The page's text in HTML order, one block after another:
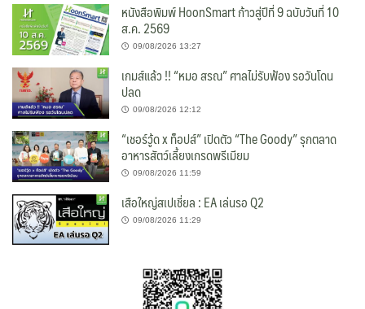
หนังสือพิมพ์ HoonSmart ก้าวสู่ปีที่ 9 ฉบับวันที่ 10
ส.ค. 2569
09/08/2026 13:27
เกมส์แล้ว !! “หมอ สรณ” ศาลไม่รับฟ้อง รอวันโดน
ปลด
09/08/2026 12:12
“เชอร์วู้ด x ท็อปส์” เปิดตัว “The Goody” รุกตลาด
อาหารสัตว์เลี้ยงเกรดพรีเมียม
09/08/2026 11:59
เสือใหญ่สเปเชี่ยล : EA เล่นรอ Q2
09/08/2026 11:29